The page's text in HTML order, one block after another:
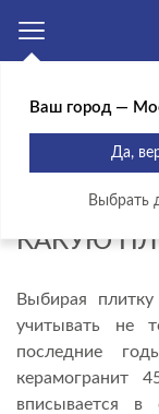
Главная Гид по
ИДЕИ ДЛЯ
ИННОВАЦИИ
ГОТОВЫЕ
СОВЕТЫ
КОНСТРУКТОР
КАКУЮ
Выбирая
учитывать не
последние
керамогранит
вписывается в
Ваш город —
Да,
Выбрать